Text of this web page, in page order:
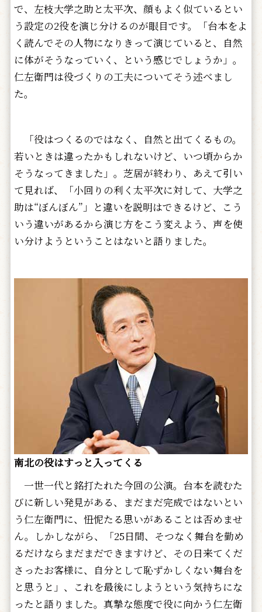
で、左枝大学之助と太平次、顔もよく似ているとい
う設定の2役を演じ分けるのが眼目です。「台本をよ
く読んでその人物になりきって演じていると、自然
に体がそうなっていく、という感じでしょうか」。
仁左衛門は役づくりの工夫についてそう述べまし
た。
「役はつくるのではなく、自然と出てくるもの。
若いときは違ったかもしれないけど、いつ頃からか
そうなってきました」。芝居が終わり、あえて引い
て見れば、「小回りの利く太平次に対して、大学之
助は“ぼんぼん”」と違いを説明はできるけど、こう
いう違いがあるから演じ方をこう変えよう、声を使
い分けようということはないと語りました。
南北の役はすっと入ってくる
一世一代と銘打たれた今回の公演。台本を読むた
びに新しい発見がある、まだまだ完成ではないとい
う仁左衛門に、忸怩たる思いがあることは否めませ
ん。しかしながら、「25日間、そつなく舞台を勤め
るだけならまだまだできますけど、その日来てくだ
さったお客様に、自分として恥ずかしくない舞台を
と思うと」、これを最後にしようという気持ちにな
ったと語りました。真摯な態度で役に向かう仁左衛